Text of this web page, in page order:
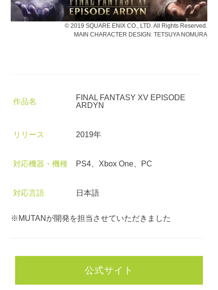
© 2019 SQUARE ENIX CO., LTD. All Rights Reserved.
MAIN CHARACTER DESIGN: TETSUYA NOMURA
作品名
FINAL FANTASY XV EPISODE
ARDYN
リリース 2019年
対応機器・機種 PS4、Xbox One、PC
対応言語 日本語
※MUTANが開発を担当させていただきました
公式サイト